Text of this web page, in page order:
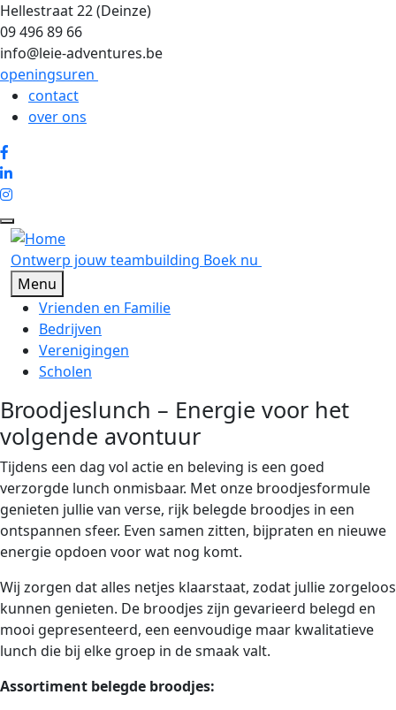
Overslaan en naar de inhoud gaan
Hellestraat 22 (Deinze)
09 496 89 66
info@leie-adventures.be
openingsuren
Gebruikersmenu
contact
over ons
Ontwerp jouw teambuilding Boek nu
Menu
Hoofdnavigatie
Vrienden en Familie
Bedrijven
Verenigingen
Scholen
Broodjeslunch – Energie voor het
volgende avontuur
Tijdens een dag vol actie en beleving is een goed
verzorgde lunch onmisbaar. Met onze broodjesformule
genieten jullie van verse, rijk belegde broodjes in een
ontspannen sfeer. Even samen zitten, bijpraten en nieuwe
energie opdoen voor wat nog komt.
Wij zorgen dat alles netjes klaarstaat, zodat jullie zorgeloos
kunnen genieten. De broodjes zijn gevarieerd belegd en
mooi gepresenteerd, een eenvoudige maar kwalitatieve
lunch die bij elke groep in de smaak valt.
Assortiment belegde broodjes: